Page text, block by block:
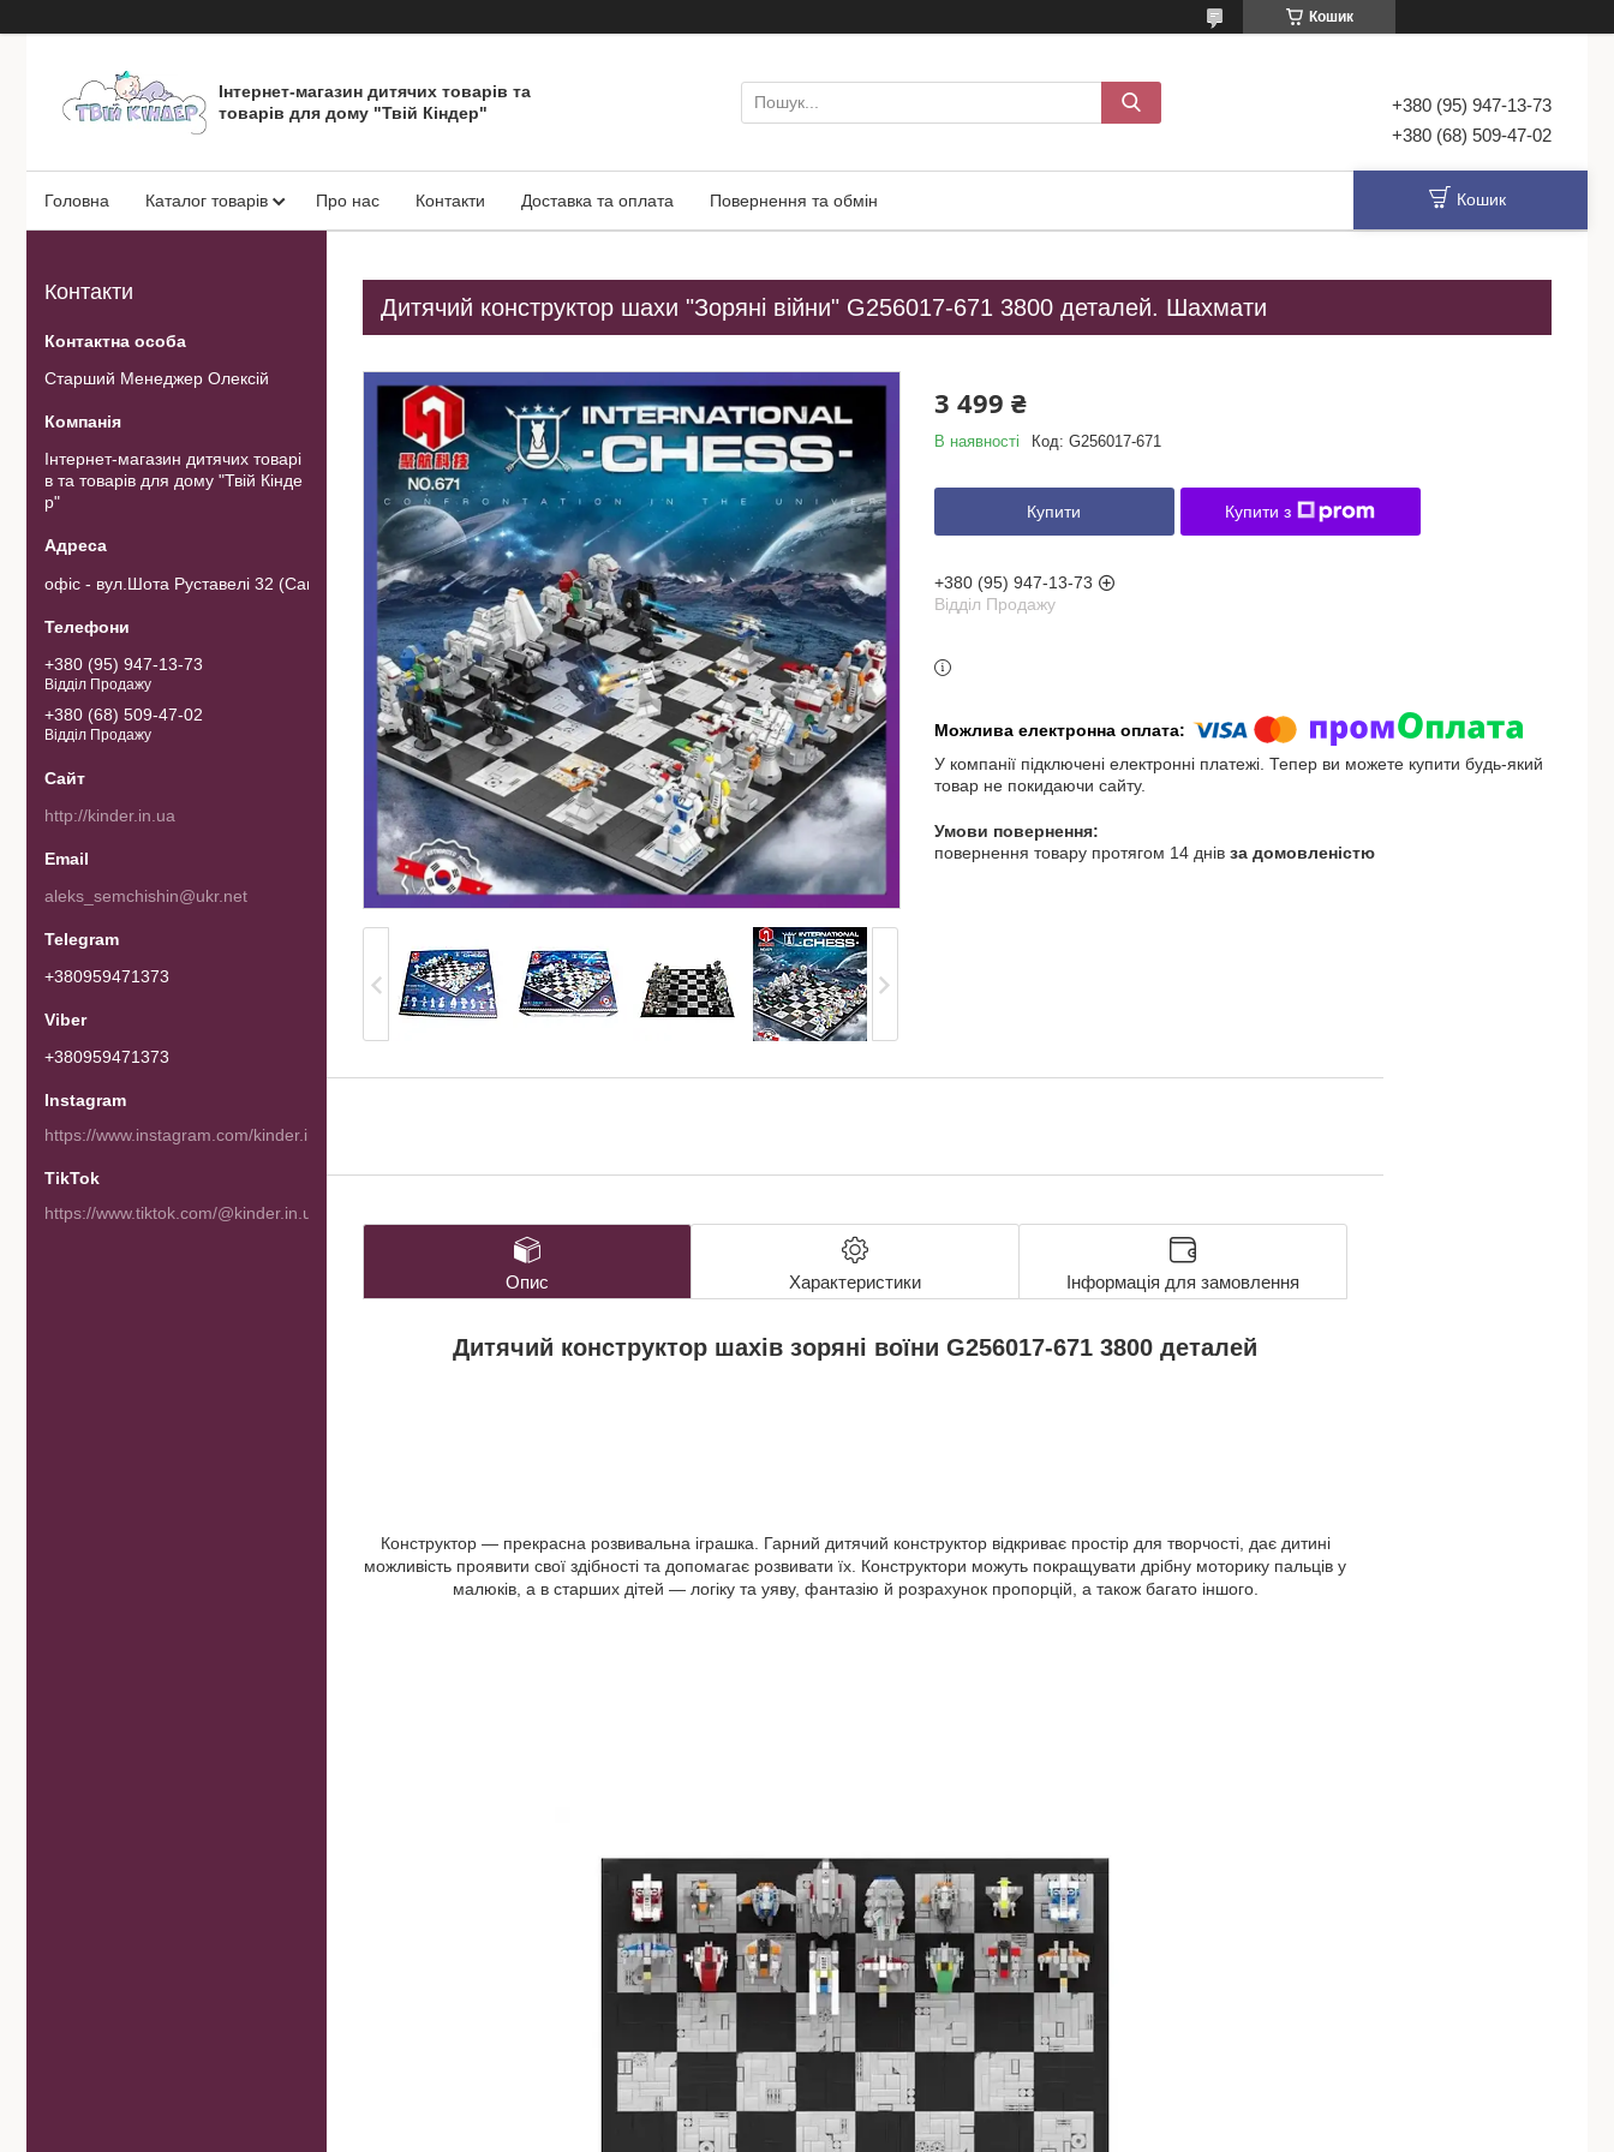
Кошик
Інтернет-магазин дитячих товарів та
товарів для дому "Твій Кіндер"
+380 (95) 947-13-73
+380 (68) 509-47-02
Головна Каталог товарів Про нас Контакти Доставка та оплата Повернення та обмін Кошик
Дитячий конструктор шахи "Зоряні війни" G256017-671 3800 деталей. Шахмати
3 499 ₴
В наявності Код: G256017-671
Купити Купити з
+380 (95) 947-13-73
Відділ Продажу
У компанії підключені електронні платежі. Тепер ви можете купити будь-який
товар не покидаючи сайту.
повернення товару протягом 14 днів за домовленістю
Опис Характеристики Інформація для замовлення
Дитячий конструктор шахів зоряні воїни G256017-671 3800 деталей
Конструктор — прекрасна розвивальна іграшка. Гарний дитячий конструктор відкриває простір для творчості, дає дитині
можливість проявити свої здібності та допомагає розвивати їх. Конструктори можуть покращувати дрібну моторику пальців у
малюків, а в старших дітей — логіку та уяву, фантазію й розрахунок пропорцій, а також багато іншого.
Контакти
Старший Менеджер Олексій
Інтернет-магазин дитячих товарі
в та товарів для дому "Твій Кінде
р"
офіс - вул.Шота Руставелі 32 (Самовивозу товару немає). 01033 індекс, Київ, Україна
+380 (95) 947-13-73
Відділ Продажу
+380 (68) 509-47-02
Відділ Продажу
http://kinder.in.ua
aleks_semchishin@ukr.net
+380959471373
+380959471373
Instagram
https://www.instagram.com/kinder.in.ua/
TikTok
https://www.tiktok.com/@kinder.in.ua